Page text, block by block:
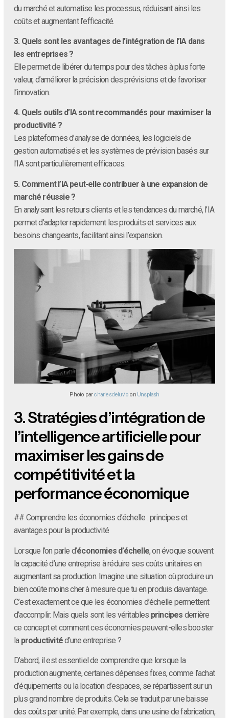
du marché et automatise les processus, réduisant ainsi les
coûts et augmentant l’efficacité.
3. Quels sont les avantages de l’intégration de l’IA dans
les entreprises ?
Elle permet de libérer du temps pour des tâches à plus forte
valeur, d’améliorer la précision des prévisions et de favoriser
l’innovation.
4. Quels outils d’IA sont recommandés pour maximiser la
productivité ?
Les plateformes d’analyse de données, les logiciels de
gestion automatisés et les systèmes de prévision basés sur
l’IA sont particulièrement efficaces.
5. Comment l’IA peut-elle contribuer à une expansion de
marché réussie ?
En analysant les retours clients et les tendances du marché, l’IA
permet d’adapter rapidement les produits et services aux
besoins changeants, facilitant ainsi l’expansion.
Photo parcharlesdeluvio on Unsplash
3.Stratégies d’intégration de
l’intelligence artificielle pour
maximiser les gains de
compétitivité et la
performance économique
## Comprendre les économies d’échelle : principes et
avantages pour la productivité
Lorsque l’on parle d’économies d’échelle, on évoque souvent
la capacité d’une entreprise à réduire ses coûts unitaires en
augmentant sa production. Imagine une situation où produire un
bien coûte moins cher à mesure que tu en produis davantage.
C’est exactement ce que les économies d’échelle permettent
d’accomplir. Mais quels sont les véritables principes derrière
ce concept et comment ces économies peuvent-elles booster
la productivitéd’une entreprise ?
D’abord, il est essentiel de comprendre que lorsque la
production augmente, certaines dépenses fixes, comme l’achat
d’équipements ou la location d’espaces, se répartissent sur un
plus grand nombre de produits. Cela se traduit par une baisse
des coûts par unité. Par exemple, dans une usine de fabrication,